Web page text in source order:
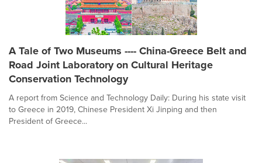
A Tale of Two Museums ---- China-Greece Belt and
Road Joint Laboratory on Cultural Heritage
Conservation Technology
A report from Science and Technology Daily: During his state visit
to Greece in 2019, Chinese President Xi Jinping and then
President of Greece...